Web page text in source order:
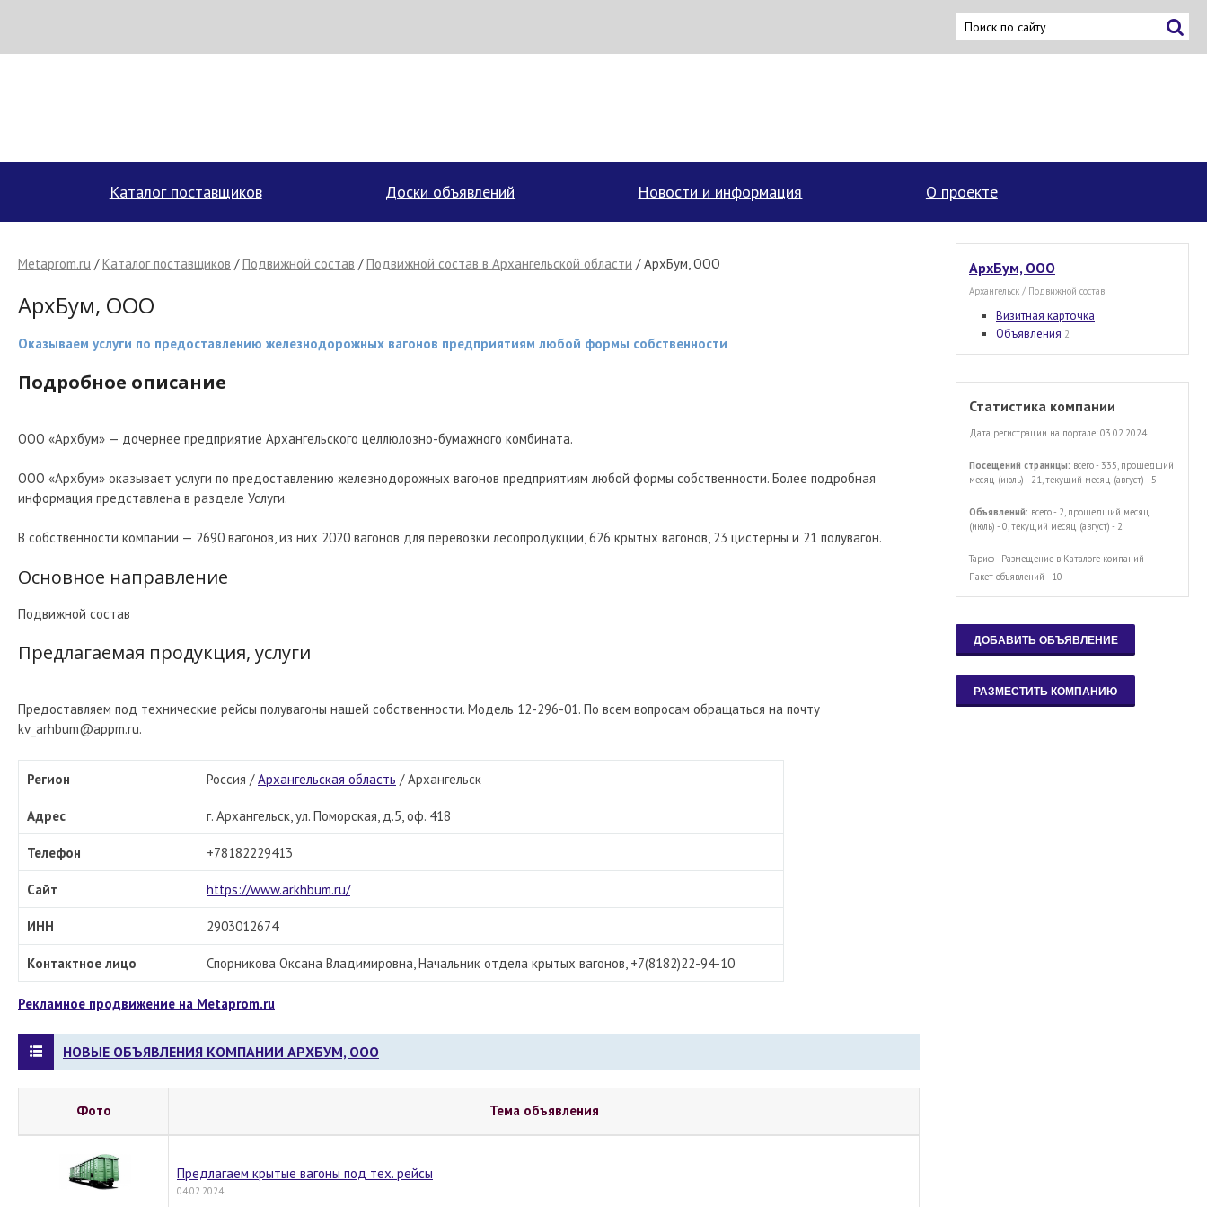
Каталог поставщиков Доски объявлений Новости и информация О проекте
Написать поставщику
Metaprom.ru /Каталог поставщиков /Подвижной состав /Подвижной состав в Архангельской области / АрхБум, ООО
АрхБум, ООО
Оказываем услуги по предоставлению железнодорожных вагонов предприятиям любой формы собственности
Подробное описание
ООО «Архбум» — дочернее предприятие Архангельского целлюлозно-бумажного комбината.
ООО «Архбум» оказывает услуги по предоставлению железнодорожных вагонов предприятиям любой формы собственности. Более подробная
информация представлена в разделе Услуги.
В собственности компании — 2690 вагонов, из них 2020 вагонов для перевозки лесопродукции, 626 крытых вагонов, 23 цистерны и 21 полувагон.
Основное направление
Подвижной состав
Предлагаемая продукция, услуги
Предоставляем под технические рейсы полувагоны нашей собственности. Модель 12-296-01. По всем вопросам обращаться на почту
kv_arhbum@appm.ru.
Регион Россия /Архангельская область /Архангельск
Адрес г. Архангельск, ул. Поморская, д.5, оф. 418
Телефон +78182229413
Сайт https://www.arkhbum.ru/
ИНН 2903012674
Контактное лицо Спорникова Оксана Владимировна, Начальник отдела крытых вагонов, +7(8182)22-94-10
Рекламное продвижение на Metaprom.ru
НОВЫЕ ОБЪЯВЛЕНИЯ КОМПАНИИ АРХБУМ, ООО
Фото Тема объявления
Предлагаем крытые вагоны под тех. рейсы
04.02.2024
АрхБум, ООО
Архангельск / Подвижной состав
Визитная карточка
Объявления 2
Статистика компании
Дата регистрации на портале: 03.02.2024
Посещений страницы: всего - 335, прошедший
месяц (июль) - 21, текущий месяц (август) - 5
Объявлений: всего - 2, прошедший месяц
(июль) - 0, текущий месяц (август) - 2
Тариф - Размещение в Каталоге компаний
Пакет объявлений - 10